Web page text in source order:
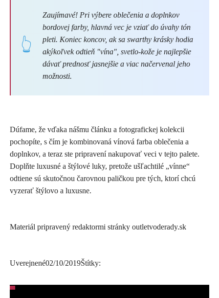
Zaujímavé! Pri výbere oblečenia a doplnkov
bordovej farby, hlavná vec je vziať do úvahy tón
pleti. Koniec koncov, ak sa swarthy krásky hodia
akýkoľvek odtieň "vína", svetlo-kože je najlepšie
dávať prednosť jasnejšie a viac načervenal jeho
možnosti.
Dúfame, že vďaka nášmu článku a fotografickej kolekcii
pochopíte, s čím je kombinovaná vínová farba oblečenia a
doplnkov, a teraz ste pripravení nakupovať veci v tejto palete.
Doplňte luxusné a štýlové luky, pretože ušľachtilé „vínne“
odtiene sú skutočnou čarovnou paličkou pre tých, ktorí chcú
vyzerať štýlovo a luxusne.
Materiál pripravený redaktormi stránky outletvoderady.sk
Uverejnené02/10/2019Štítky: